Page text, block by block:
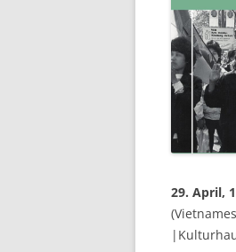
29. April,